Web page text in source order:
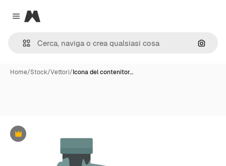
Close menu
Magnific
Cerca
Home/Stock/Vettori/Icona del contenitor…
Premium